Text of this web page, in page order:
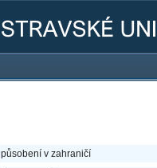
působení v zahraničí